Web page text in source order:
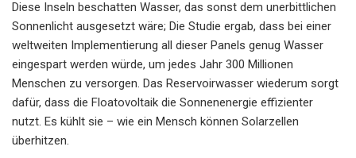
Diese Inseln beschatten Wasser, das sonst dem unerbittlichen
Sonnenlicht ausgesetzt wäre; Die Studie ergab, dass bei einer
weltweiten Implementierung all dieser Panels genug Wasser
eingespart werden würde, um jedes Jahr 300 Millionen
Menschen zu versorgen. Das Reservoirwasser wiederum sorgt
dafür, dass die Floatovoltaik die Sonnenenergie effizienter
nutzt. Es kühlt sie – wie ein Mensch können Solarzellen
überhitzen.